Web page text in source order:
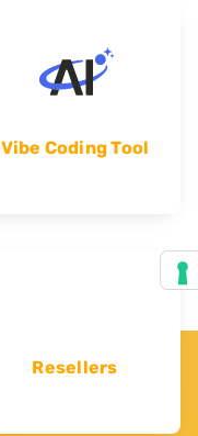
Vibe Coding Tool
Resellers